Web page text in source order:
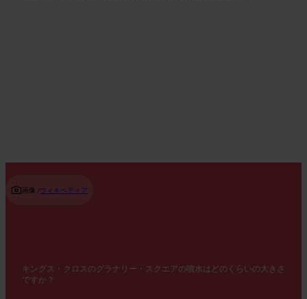
画像 /ウィキペディア
キングス・クロスのグラナリー・スクエアの噴水はどのくらいの大きさ
ですか？